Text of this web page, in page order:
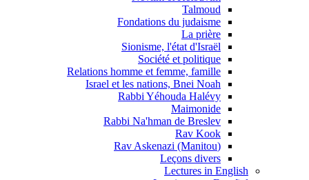
Talmoud
Fondations du judaisme
La prière
Sionisme, l'état d'Israël
Société et politique
Relations homme et femme, famille
Israel et les nations, Bnei Noah
Rabbi Yéhouda Halévy
Maimonide
Rabbi Na'hman de Breslev
Rav Kook
(Rav Askenazi (Manitou
Leçons divers
Lectures in English